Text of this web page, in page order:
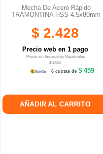
Mecha De Acero Rápido
TRAMONTINA HSS 4.5x80mm
$ 2.428
Precio web en 1 pago
Precio sin Impuestos Nacionales
$ 2.006
6 cuotas de$ 459
AÑADIR AL CARRITO